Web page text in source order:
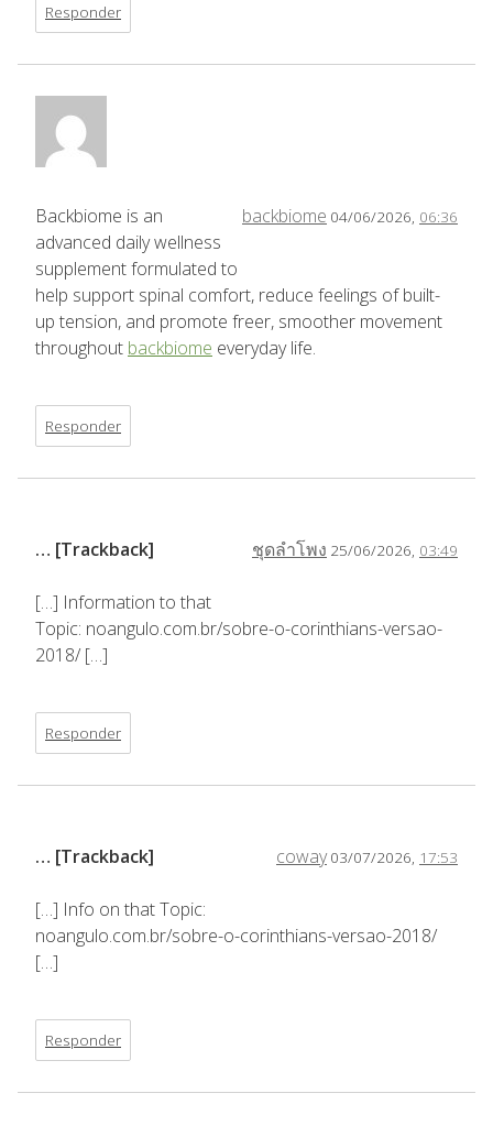
Responder
backbiome 04/06/2026, 06:36
Backbiome is an
advanced daily wellness
supplement formulated to
help support spinal comfort, reduce feelings of built-
up tension, and promote freer, smoother movement
throughout backbiome everyday life.
Responder
ชุดลำโพง 25/06/2026, 03:49
… [Trackback]
[…] Information to that
Topic: noangulo.com.br/sobre-o-corinthians-versao-
2018/ […]
Responder
coway 03/07/2026, 17:53
… [Trackback]
[…] Info on that Topic:
noangulo.com.br/sobre-o-corinthians-versao-2018/
[…]
Responder